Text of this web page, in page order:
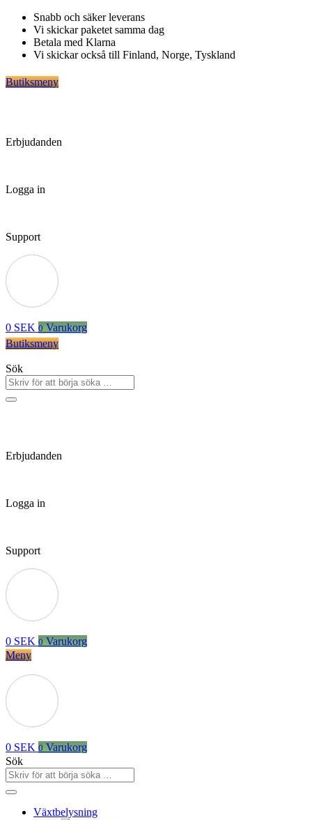
Hoppa
innehåll
Snabb och säker leverans
Vi skickar paketet samma dag
Betala med Klarna
Vi skickar också till Finland, Norge, Tyskland
Butiksmeny
Erbjudanden
Logga in
Support
0 SEK 0 Varukorg
Butiksmeny
Sök
Erbjudanden
Logga in
Support
0 SEK 0 Varukorg
Meny
0 SEK 0 Varukorg
Sök
Växtbelysning